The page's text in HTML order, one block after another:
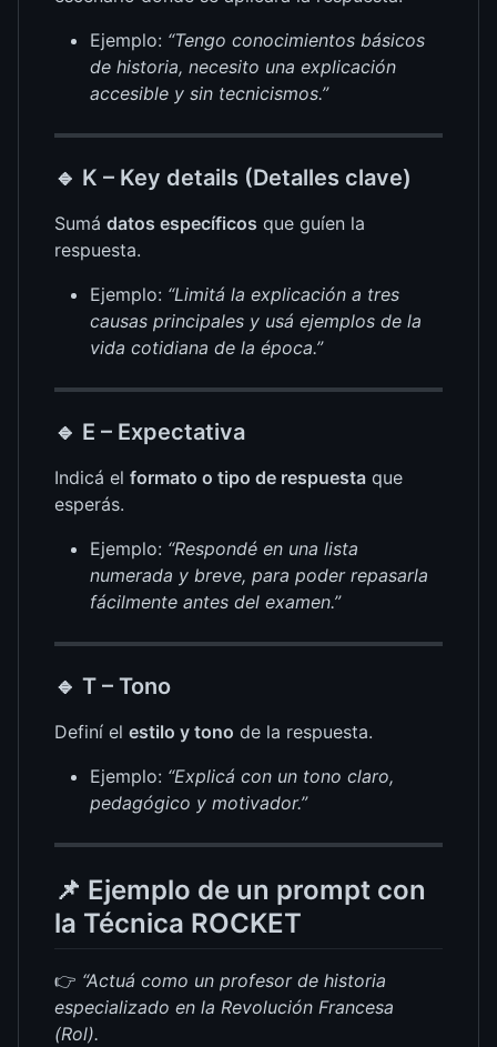
Ejemplo: “Tengo conocimientos básicos
de historia, necesito una explicación
accesible y sin tecnicismos.”
🔹 K – Key details (Detalles clave)
Sumá datos específicos que guíen la
respuesta.
Ejemplo: “Limitá la explicación a tres
causas principales y usá ejemplos de la
vida cotidiana de la época.”
🔹 E – Expectativa
Indicá el formato o tipo de respuesta que
esperás.
Ejemplo: “Respondé en una lista
numerada y breve, para poder repasarla
fácilmente antes del examen.”
🔹 T – Tono
Definí el estilo y tono de la respuesta.
Ejemplo: “Explicá con un tono claro,
pedagógico y motivador.”
📌 Ejemplo de un prompt con
la Técnica ROCKET
👉 “Actuá como un profesor de historia
especializado en la Revolución Francesa
(Rol).